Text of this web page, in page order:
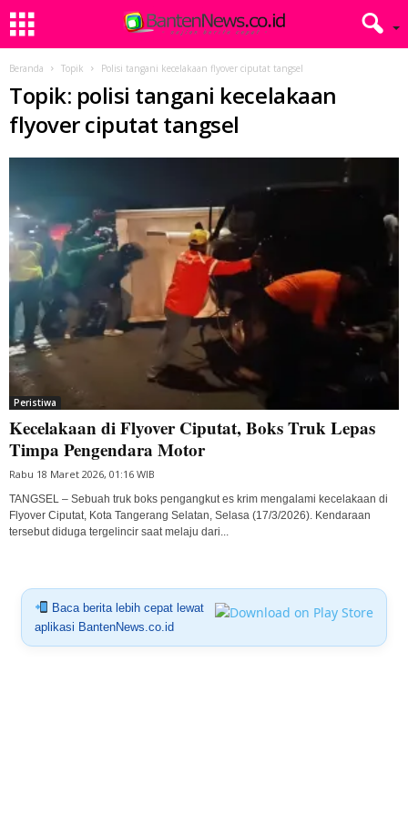
Beranda Topik Polisi tangani kecelakaan flyover ciputat tangsel
Topik: polisi tangani kecelakaan
flyover ciputat tangsel
Peristiwa
Kecelakaan di Flyover Ciputat, Boks Truk Lepas
Timpa Pengendara Motor
Rabu 18 Maret 2026, 01:16 WIB
TANGSEL – Sebuah truk boks pengangkut es krim mengalami kecelakaan di
Flyover Ciputat, Kota Tangerang Selatan, Selasa (17/3/2026). Kendaraan
tersebut diduga tergelincir saat melaju dari...
Baca berita lebih cepat lewat
aplikasi BantenNews.co.id